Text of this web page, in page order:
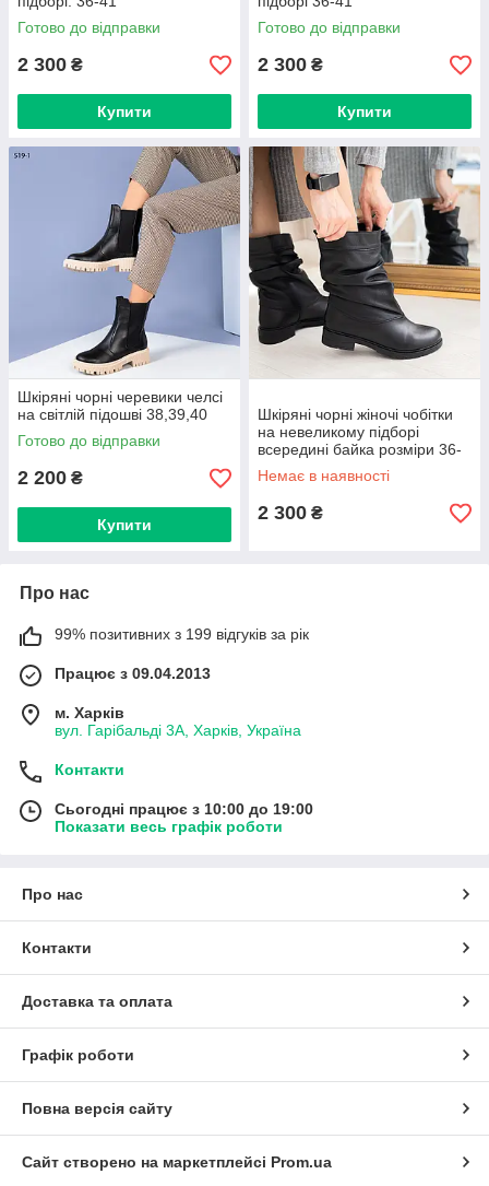
Готово до відправки
2 300 ₴
Купити
Готово до відправки
2 300 ₴
Купити
Шкіряні чорні черевики челсі
на світлій підошві 38,39,40
Готово до відправки
2 200 ₴
Купити
Шкіряні чорні жіночі чобітки
на невеликому підборі
всередині байка розміри 36-
41
Немає в наявності
2 300 ₴
Про нас
99% позитивних з 199 відгуків за рік
Працює з 09.04.2013
м. Харків
вул. Гарібальді 3А, Харків, Україна
Контакти
Сьогодні працює з 10:00 до 19:00
Показати весь графік роботи
Про нас
Контакти
Доставка та оплата
Графік роботи
Повна версія сайту
Сайт створено на маркетплейсі Prom.ua